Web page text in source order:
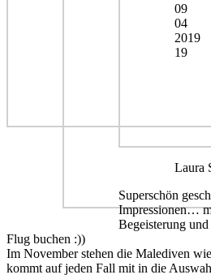
09
04
2019
19
Laura
Superschön
Impressionen…
Begeisterung
Flug buchen :))
Im November stehen die Malediven
kommt auf jeden Fall mit in die